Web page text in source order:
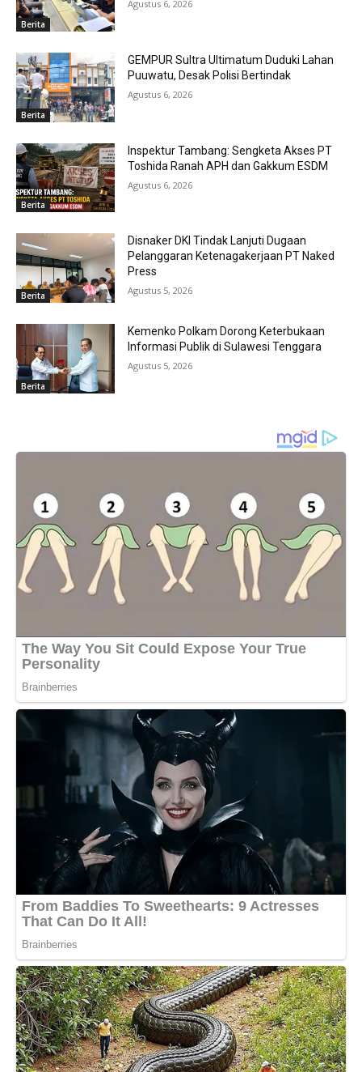
Berita
Agustus 6, 2026
Berita
GEMPUR Sultra Ultimatum Duduki Lahan
Puuwatu, Desak Polisi Bertindak
Agustus 6, 2026
Berita
Inspektur Tambang: Sengketa Akses PT
Toshida Ranah APH dan Gakkum ESDM
Agustus 6, 2026
Berita
Disnaker DKI Tindak Lanjuti Dugaan
Pelanggaran Ketenagakerjaan PT Naked
Press
Agustus 5, 2026
Berita
Kemenko Polkam Dorong Keterbukaan
Informasi Publik di Sulawesi Tenggara
Agustus 5, 2026